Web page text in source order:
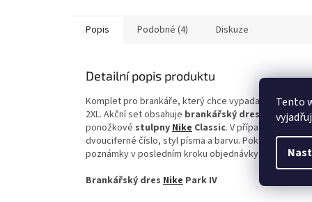
Tento
Popis Podobné (4) Diskuze
Detailní popis produktu
Komplet pro brankáře, který chce vypadat dobře
2XL. Akční set obsahuje brankářský dres NikePark
ponožkové stulpnyNike Classic. V případě zájmu o
dvouciferné číslo, styl písma a barvu. Pokud Vám
poznámky v posledním kroku objednávky a cena
Brankářský dres Nike Park IV